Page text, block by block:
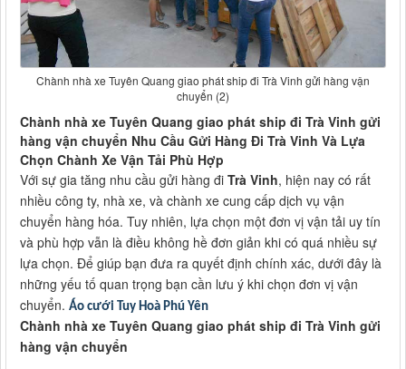
Chành nhà xe Tuyên Quang giao phát ship đi Trà Vinh gửi hàng vận
chuyển (2)
Chành nhà xe Tuyên Quang giao phát ship đi Trà Vinh gửi
hàng vận chuyển Nhu Cầu Gửi Hàng Đi Trà Vinh Và Lựa
Chọn Chành Xe Vận Tải Phù Hợp
Với sự gia tăng nhu cầu gửi hàng đi Trà Vinh, hiện nay có rất
nhiều công ty, nhà xe, và chành xe cung cấp dịch vụ vận
chuyển hàng hóa. Tuy nhiên, lựa chọn một đơn vị vận tải uy tín
và phù hợp vẫn là điều không hề đơn giản khi có quá nhiều sự
lựa chọn. Để giúp bạn đưa ra quyết định chính xác, dưới đây là
những yếu tố quan trọng bạn cần lưu ý khi chọn đơn vị vận
chuyển. Áo cưới Tuy Hoà Phú Yên
Chành nhà xe Tuyên Quang giao phát ship đi Trà Vinh gửi
hàng vận chuyển